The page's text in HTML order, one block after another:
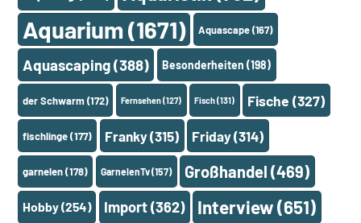
Aquarium (1671) Aquascape(167)
Aquascaping(388) Besonderheiten (198)
der Schwarm(172) Fernsehen(127) Fisch(131) Fische (327)
fischlinge(177) Franky(315) Friday(314)
garnelen(178) GarnelenTv(157) Großhandel (469)
Hobby(254) Import(362) Interview(651)